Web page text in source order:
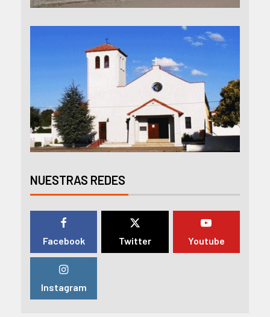
NUESTRAS REDES
Facebook Twitter Youtube
Instagram